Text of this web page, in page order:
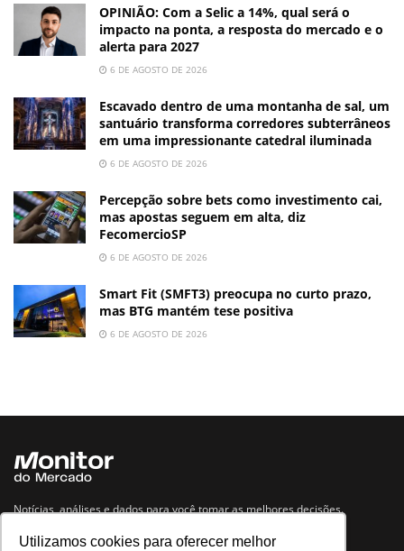
Utilizamos cookies para oferecer melhor
OPINIÃO: Com a Selic a 14%, qual será o
impacto na ponta, a resposta do mercado e o
alerta para 2027
6 DE AGOSTO DE 2026
Escavado dentro de uma montanha de sal, um
santuário transforma corredores subterrâneos
em uma impressionante catedral iluminada
6 DE AGOSTO DE 2026
Percepção sobre bets como investimento cai,
mas apostas seguem em alta, diz
FecomercioSP
6 DE AGOSTO DE 2026
Smart Fit (SMFT3) preocupa no curto prazo,
mas BTG mantém tese positiva
6 DE AGOSTO DE 2026
Notícias, análises e dados para você tomar as melhores decisões.
Navegue no site